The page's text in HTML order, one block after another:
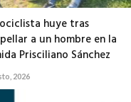
huye tras
a un hombre en la
Prisciliano Sánchez
2026